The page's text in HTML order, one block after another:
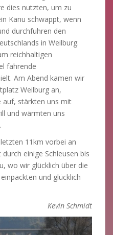
dies nutzten, um zu
Kanu schwappt, wenn
durchfuhren den
in Weilburg.
reichhaltigen
fahrende
Am Abend kamen wir
Weilburg an,
auf, stärkten uns mit
und wärmten uns
11km vorbei an
einige Schleusen bis
wo wir glücklich über die
und glücklich
Kevin Schmidt